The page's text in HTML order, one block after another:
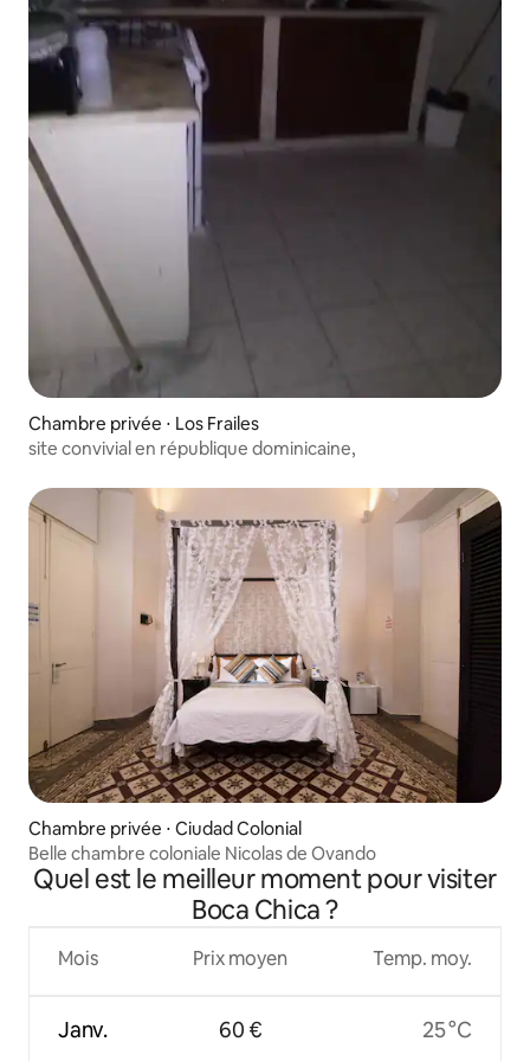
Chambre privée ⋅ Los Frailes
site convivial en république dominicaine,
Chambre privée ⋅ Ciudad Colonial
Belle chambre coloniale Nicolas de Ovando
Quel est le meilleur moment pour visiter
Boca Chica ?
Mois
Janv.
Prix moyen
60 €
Temp. moy.
25 °C